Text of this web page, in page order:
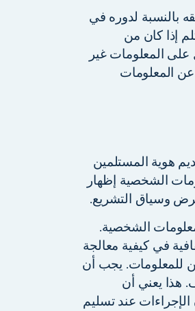
بالنسبة لدوره في
إذا كان من
المعلومات غير
المعلومات
هوية المستلمين
الشخصية إظهار
وسياق التشريع.
الشخصية.
في كيفية معالجة
للمعلومات. يجب أن
هذا يعني أن
عند تسليم